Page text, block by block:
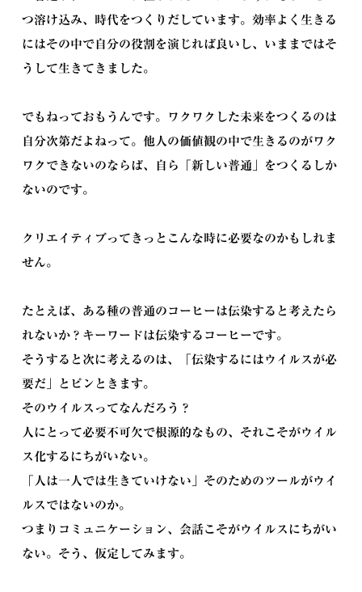
つ溶け込み、時代をつくりだしています。効率よく生きる
にはその中で自分の役割を演じれば良いし、いままではそ
うして生きてきました。
でもねっておもうんです。ワクワクした未来をつくるのは
自分次第だよねって。他人の価値観の中で生きるのがワク
ワクできないのならば、自ら「新しい普通」をつくるしか
ないのです。
クリエイティブってきっとこんな時に必要なのかもしれま
せん。
たとえば、ある種の普通のコーヒーは伝染すると考えたら
れないか？キーワードは伝染するコーヒーです。
そうすると次に考えるのは、「伝染するにはウイルスが必
要だ」とピンときます。
そのウイルスってなんだろう？
人にとって必要不可欠で根源的なもの、それこそがウイル
ス化するにちがいない。
「人は一人では生きていけない」そのためのツールがウイ
ルスではないのか。
つまりコミュニケーション、会話こそがウイルスにちがい
ない。そう、仮定してみます。